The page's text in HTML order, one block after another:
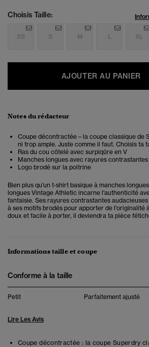
Choisis Taille:
XS S M L XL
AJOUTER AU PANIER
Notes du rédacteur
Coupe décontractée – la coupe classique de
ni trop ample. Juste comme il faut. Choisis ta
Ras du cou côtelé avec surpiqûre en V
Manches longues avec rayures
Logo brodé sur la poitrine
Bien plus qu'un t-shirt basique à manches
longues Vintage Athletic incarne l'authenticité
fantaisie. Ses rayures contrastantes
à ses motifs brodés pour apporter de l'originalité
doux et facile à porter, il deviendra ta pièce
Informations taille et coupe
Conforme à la taille
Petit Parfaitement ajusté
Lire Les Avis
Coupe décontractée : la coupe Superdry